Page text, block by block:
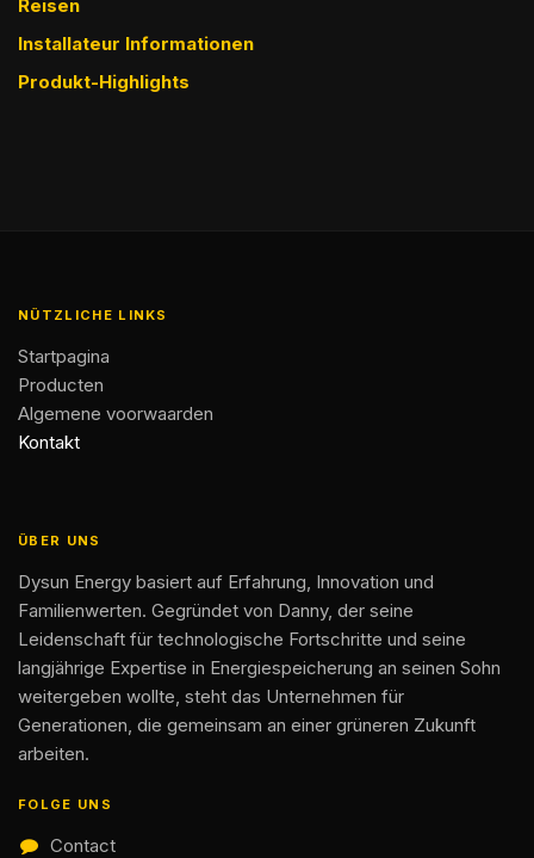
Reisen
Installateur Informationen
Produkt-Highlights
NÜTZLICHE LINKS
Startpagina
Producten
Algemene voorwaarden
Kontakt
ÜBER UNS
Dysun Energy basiert auf Erfahrung, Innovation und
Familienwerten. Gegründet von Danny, der seine
Leidenschaft für technologische Fortschritte und seine
langjährige Expertise in Energiespeicherung an seinen Sohn
weitergeben wollte, steht das Unternehmen für
Generationen, die gemeinsam an einer grüneren Zukunft
arbeiten.
FOLGE UNS
Contact